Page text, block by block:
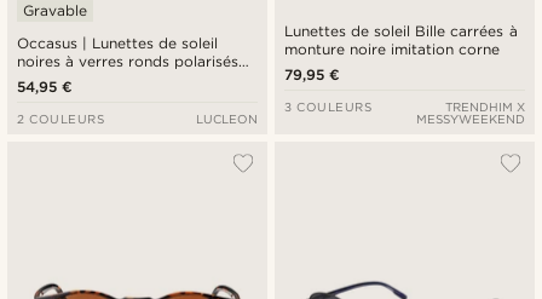
Occasus | Lunettes de soleil
noires à verres ronds polarisés
et double pont
Gravable
54,95 €
2 COULEURS LUCLEON
Lunettes de soleil Bille carrées à
monture noire imitation corne
79,95 €
3 COULEURS
TRENDHIM X
MESSYWEEKEND